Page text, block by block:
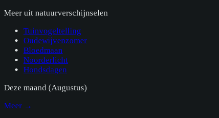
Meer uit natuurverschijnselen
Tuinvogeltelling
Oudewijvenzomer
Bloedmaan
Noorderlicht
Hondsdagen
Deze maand (Augustus)
Meer →